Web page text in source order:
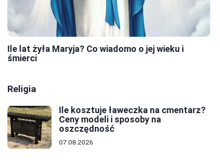
Ile lat żyła Maryja? Co wiadomo o jej wieku i
śmierci
Religia
Ile kosztuje ławeczka na cmentarz?
Ceny modeli i sposoby na
oszczędność
07.08.2026